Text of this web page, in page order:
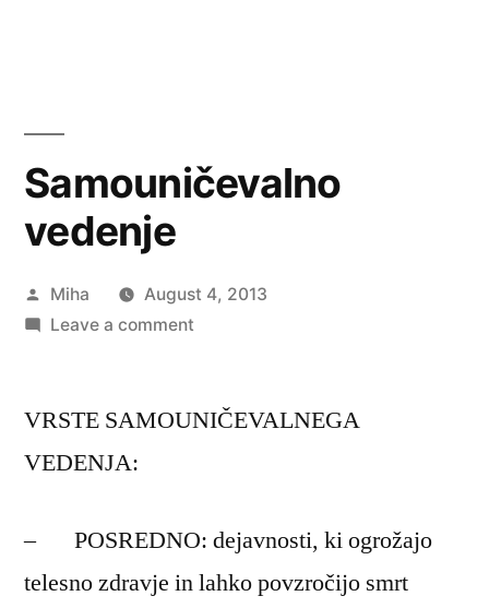
Samouničevalno
vedenje
Posted
by
Miha
August 4, 2013
Leave a commenton
VRSTE SAMOUNIČEVALNEGA
VEDENJA:
– POSREDNO: dejavnosti, ki ogrožajo
telesno zdravje in lahko povzročijo smrt